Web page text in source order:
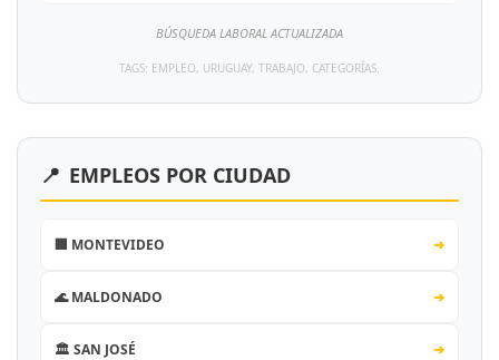
BÚSQUEDA LABORAL ACTUALIZADA
TAGS: EMPLEO, URUGUAY, TRABAJO, CATEGORÍAS.
📍 EMPLEOS POR CIUDAD
🏢 MONTEVIDEO ➔
🌊 MALDONADO ➔
🏛️ SAN JOSÉ ➔